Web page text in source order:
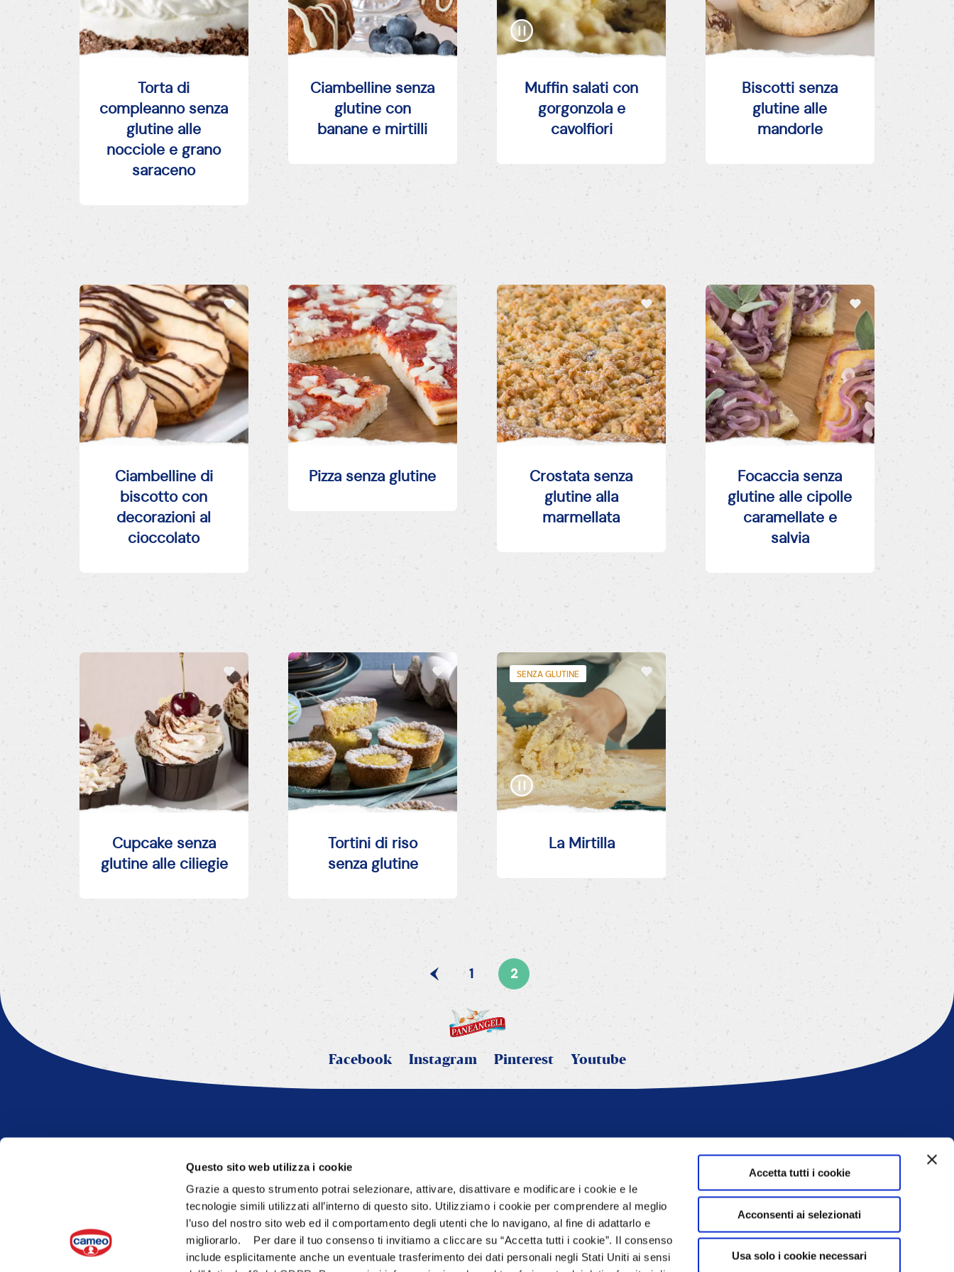
Questo sito web utilizza i cookie
Grazie a questo strumento potrai selezionare, attivare, disattivare e modificare i cookie e le
tecnologie simili utilizzati all’interno di questo sito. Utilizziamo i cookie per comprendere al meglio
l’uso del nostro sito web ed il comportamento degli utenti che lo navigano, al fine di adattarlo e
migliorarlo. Per dare il tuo consenso ti invitiamo a cliccare su “Accetta tutti i cookie”. Il consenso
include esplicitamente anche un eventuale trasferimento dei dati personali negli Stati Uniti ai sensi
Accetta tutti i cookie
Acconsenti ai selezionati
Usa solo i cookie necessari
Torta di
compleanno senza
glutine alle
nocciole e grano
saraceno
Ciambelline senza
glutine con
banane e mirtilli
Muffin salati con
gorgonzola e
cavolfiori
Biscotti senza
glutine alle
mandorle
Ciambelline di
biscotto con
decorazioni al
cioccolato
Pizza senza glutine
Crostata senza
glutine alla
marmellata
Focaccia senza
glutine alle cipolle
caramellate e
salvia
Cupcake senza
glutine alle ciliegie
Tortini di riso
senza glutine
SENZA GLUTINE
La Mirtilla
1 2
Facebook Instagram Pinterest Youtube
Domande?
Conta su di noi
Siamo pronti a supportarti al meglio
Tutti i prodotti
Lieviti e Ingredienti Base
Aromi
Creme, Gelatine e Coperture
Tutte le ricette
Dolci
Salato
Per occasione
Scopri Paneangeli
La magia nelle tue mani
La nostra storia
Provati per te
Comunicati stampa